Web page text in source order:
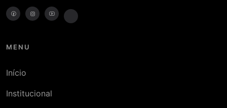
MENU
Início
Institucional